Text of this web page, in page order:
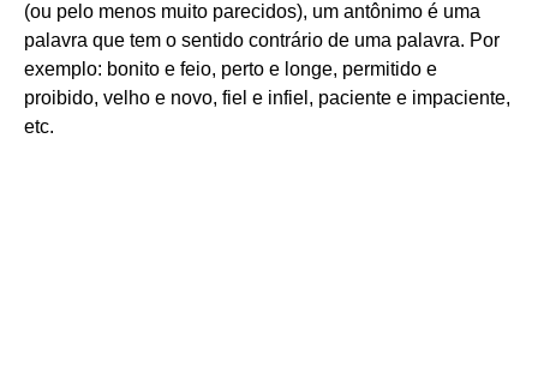
(ou pelo menos muito parecidos), um antônimo é uma
palavra que tem o sentido contrário de uma palavra. Por
exemplo: bonito e feio, perto e longe, permitido e
proibido, velho e novo, fiel e infiel, paciente e impaciente,
etc.